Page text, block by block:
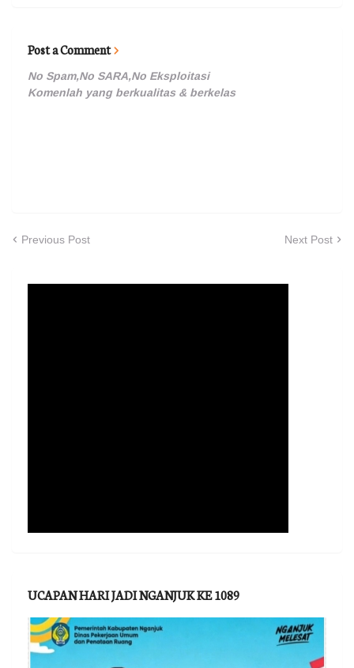
Post a Comment
No Spam,No SARA,No Eksploitasi
Komenlah yang berkualitas & berkelas
Previous Post Next Post
UCAPAN HARI JADI NGANJUK KE 1089